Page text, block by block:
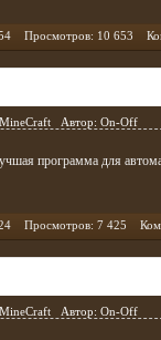
Просмотров: 10 653
Автор: On-Off
программа для
Просмотров: 7 425
Автор: On-Off